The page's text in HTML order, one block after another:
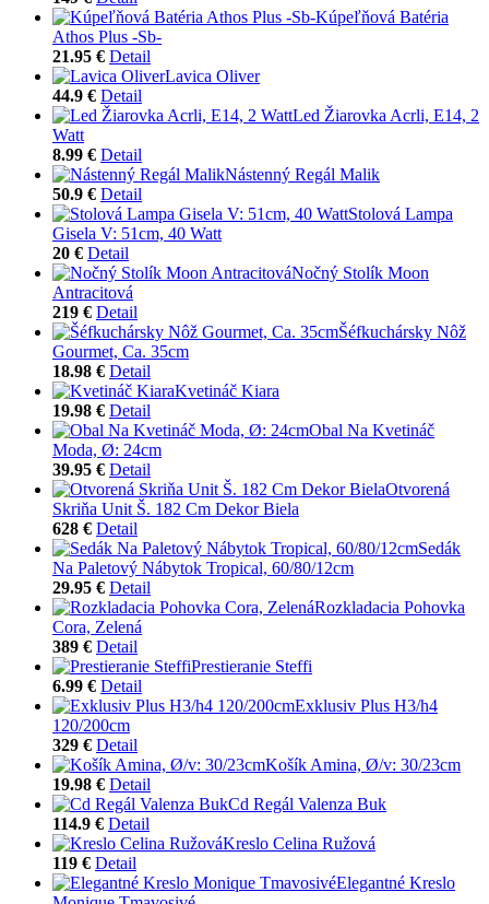
Kúpeľňová Batéria
Athos Plus -Sb-
21.95 € Detail
Lavica Oliver
44.9 € Detail
Led Žiarovka Acrli, E14, 2
Watt
8.99 € Detail
Nástenný Regál Malik
50.9 € Detail
Stolová Lampa
Gisela V: 51cm, 40 Watt
20 € Detail
Nočný Stolík Moon
Antracitová
219 € Detail
Šéfkuchársky Nôž
Gourmet, Ca. 35cm
18.98 € Detail
Kvetináč Kiara
19.98 € Detail
Obal Na Kvetináč
Moda, Ø: 24cm
39.95 € Detail
Otvorená
Skriňa Unit Š. 182 Cm Dekor Biela
628 € Detail
Sedák
Na Paletový Nábytok Tropical, 60/80/12cm
29.95 € Detail
Rozkladacia Pohovka
Cora, Zelená
389 € Detail
Prestieranie Steffi
6.99 € Detail
Exklusiv Plus H3/h4
120/200cm
329 € Detail
Košík Amina, Ø/v: 30/23cm
19.98 € Detail
Cd Regál Valenza Buk
114.9 € Detail
Kreslo Celina Ružová
119 € Detail
Elegantné Kreslo